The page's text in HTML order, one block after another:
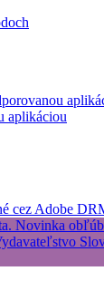
aplikáciou
cez Adobe